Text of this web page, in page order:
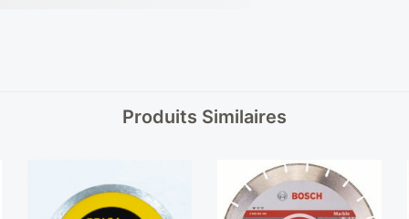
Produits Similaires